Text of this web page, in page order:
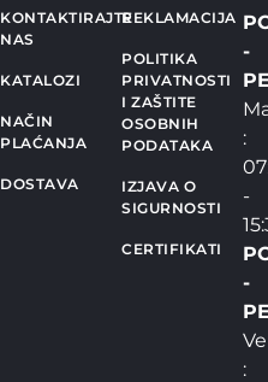
KONTAKTIRAJTE
NAS
KATALOZI
NAČIN
PLAĆANJA
DOSTAVA
REKLAMACIJA
POLITIKA
PRIVATNOSTI
I ZAŠTITE
OSOBNIH
PODATAKA
IZJAVA O
SIGURNOSTI
CERTIFIKATI
-
:
-
-
: